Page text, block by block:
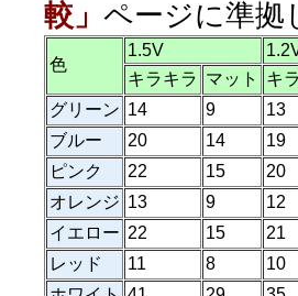
較」 ページに準拠
色
1.5V
キラキラ マット キ
グリーン 14 9 13
ブルー
20 14 19
ピンク
22 15 20
オレンジ 13 9 12
イエロー 22 15 21
レッド
11 8 10